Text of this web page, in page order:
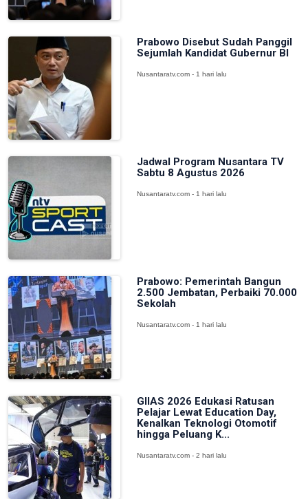
Prabowo Disebut Sudah Panggil
Sejumlah Kandidat Gubernur BI
Nusantaratv.com - 1 hari lalu
Jadwal Program Nusantara TV
Sabtu 8 Agustus 2026
Nusantaratv.com - 1 hari lalu
Prabowo: Pemerintah Bangun
2.500 Jembatan, Perbaiki 70.000
Sekolah
Nusantaratv.com - 1 hari lalu
GIIAS 2026 Edukasi Ratusan
Pelajar Lewat Education Day,
Kenalkan Teknologi Otomotif
hingga Peluang K...
Nusantaratv.com - 2 hari lalu